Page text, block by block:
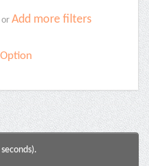
or Add more filters